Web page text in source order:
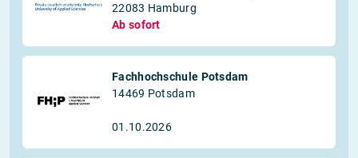
22083 Hamburg
Ab sofort
Fachhochschule Potsdam
14469 Potsdam
01.10.2026